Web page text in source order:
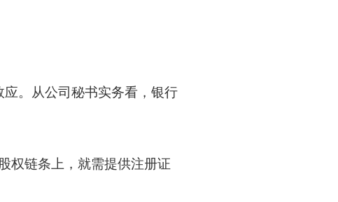
。从公司秘书实务看，银行
权链条上，就需提供注册证